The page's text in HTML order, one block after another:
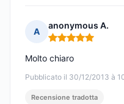
A
anonymous A.
Nota: 5 su 5
Pubblicato il 30/12/2013 à
Molto chiaro
Recensione tradotta